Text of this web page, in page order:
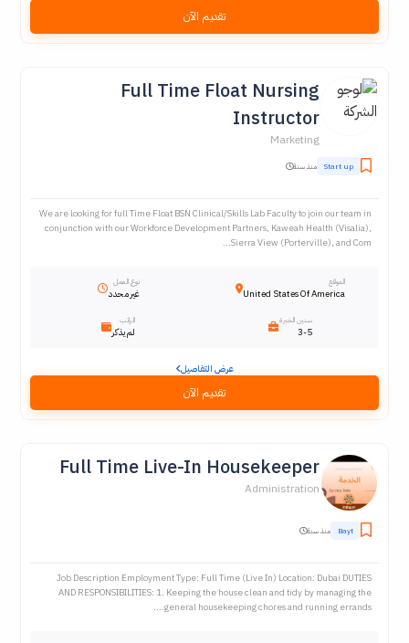
تقديم الآن
Full Time Float Nursing
Instructor
Marketing
Start up منذ سنة
We are looking for full Time Float BSN Clinical/Skills Lab Faculty to join our team in
conjunction with our Workforce Development Partners, Kaweah Health (Visalia),
Sierra View (Porterville), and Com...
الموقع
United States Of America
نوع العمل
غير محدد
سنين الخبرة
3-5
الراتب
لم يذكر
عرض التفاصيل
تقديم الآن
Full Time Live-In Housekeeper
Administration
Bayt منذ سنة
Job Description Employment Type: Full Time (Live In) Location: Dubai DUTIES
AND RESPONSIBILITIES: 1. Keeping the house clean and tidy by managing the
general housekeeping chores and running errands....